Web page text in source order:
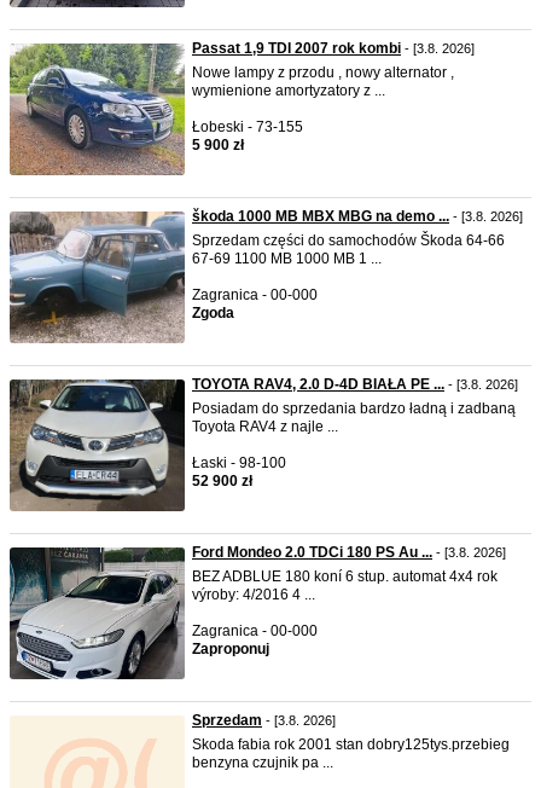
Passat 1,9 TDI 2007 rok kombi - [3.8. 2026]
Nowe lampy z przodu , nowy alternator ,
wymienione amortyzatory z ...
Łobeski - 73-155
5 900 zł
škoda 1000 MB MBX MBG na demo ... - [3.8. 2026]
Sprzedam części do samochodów Škoda 64-66
67-69 1100 MB 1000 MB 1 ...
Zagranica - 00-000
Zgoda
TOYOTA RAV4, 2.0 D-4D BIAŁA PE ... - [3.8. 2026]
Posiadam do sprzedania bardzo ładną i zadbaną
Toyota RAV4 z najle ...
Łaski - 98-100
52 900 zł
Ford Mondeo 2.0 TDCi 180 PS Au ... - [3.8. 2026]
BEZ ADBLUE 180 koní 6 stup. automat 4x4 rok
výroby: 4/2016 4 ...
Zagranica - 00-000
Zaproponuj
Sprzedam - [3.8. 2026]
Skoda fabia rok 2001 stan dobry125tys.przebieg
benzyna czujnik pa ...